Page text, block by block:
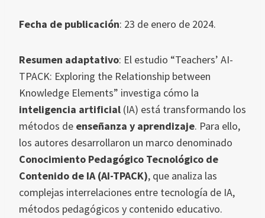
Fecha de publicación: 23 de enero de 2024.
Resumen adaptativo: El estudio “Teachers’ AI-
TPACK: Exploring the Relationship between
Knowledge Elements” investiga cómo la
inteligencia artificial (IA) está transformando los
métodos de enseñanza y aprendizaje. Para ello,
los autores desarrollaron un marco denominado
Conocimiento Pedagógico Tecnológico de
Contenido de IA (AI-TPACK), que analiza las
complejas interrelaciones entre tecnología de IA,
métodos pedagógicos y contenido educativo.